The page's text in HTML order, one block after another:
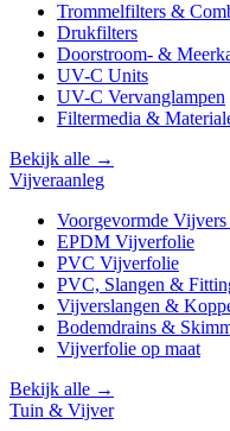
Trommelfilters &
Drukfilters
Doorstroom- &
UV-C Units
UV-C Vervanglampen
Filtermedia &
Bekijk alle →
Vijveraanleg
Voorgevormde
EPDM Vijverfolie
PVC Vijverfolie
PVC, Slangen &
Vijverslangen &
Bodemdrains &
Vijverfolie op maat
Bekijk alle →
Tuin & Vijver